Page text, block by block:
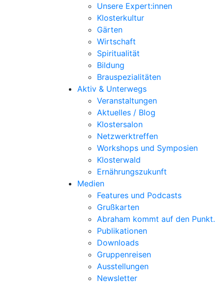
Unsere Expert:innen
Klosterkultur
Gärten
Wirtschaft
Spiritualität
Bildung
Brauspezialitäten
Aktiv & Unterwegs
Veranstaltungen
Aktuelles / Blog
Klostersalon
Netzwerktreffen
Workshops und Symposien
Klosterwald
Ernährungszukunft
Medien
Features und Podcasts
Grußkarten
Abraham kommt auf den Punkt.
Publikationen
Downloads
Gruppenreisen
Ausstellungen
Newsletter